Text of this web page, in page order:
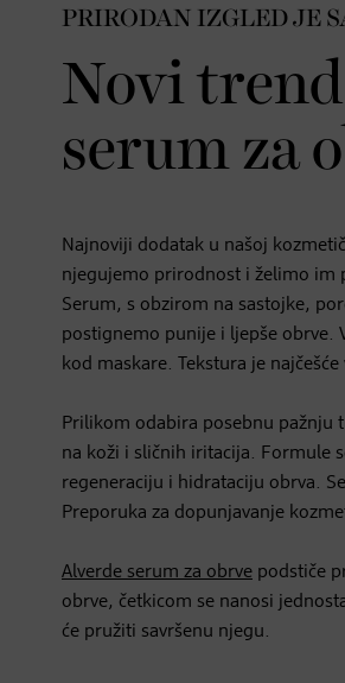
PRIRODAN IZGLED JE
Novi
serum za
Najnoviji dodatak u našoj
njegujemo prirodnost i želimo im
Serum, s obzirom na sastojke,
postignemo punije i ljepše obrve.
kod maskare. Tekstura je
Prilikom odabira posebnu pažnju
na koži i sličnih iritacija. Formule
regeneraciju i hidrataciju obrva.
Preporuka za dopunjavanje
Alverde serum za obrve podstiče
obrve, četkicom se nanosi
će pružiti savršenu njegu.